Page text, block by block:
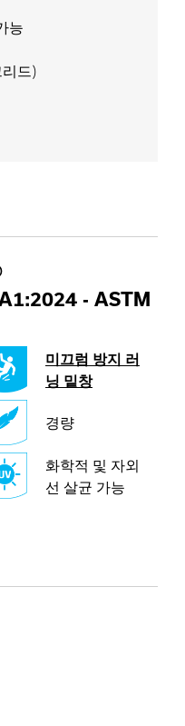
능
드)
- ASTM
미끄럼 방지 러
닝 밑창
경량
화학적 및 자외
선 살균 가능